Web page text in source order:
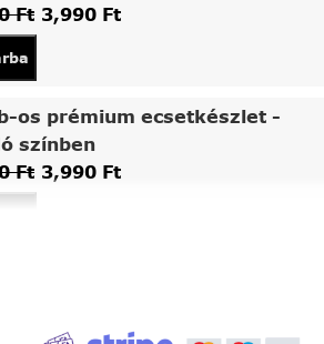
Ft 3,990 Ft
os prémium ecsetkészlet -
színben
Ft 3,990 Ft
fa festőállvány